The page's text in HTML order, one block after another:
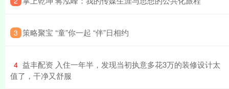
3 ​策略聚宝 “童”你一起 “伴”日相约
4 ​益丰配资 入住一年半，发现当初执意多花3万的装修设计太
值了，干净又舒服